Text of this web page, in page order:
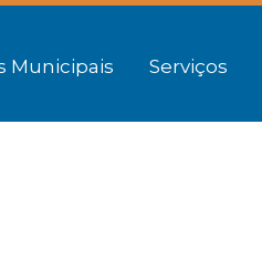
Municipais Serviços